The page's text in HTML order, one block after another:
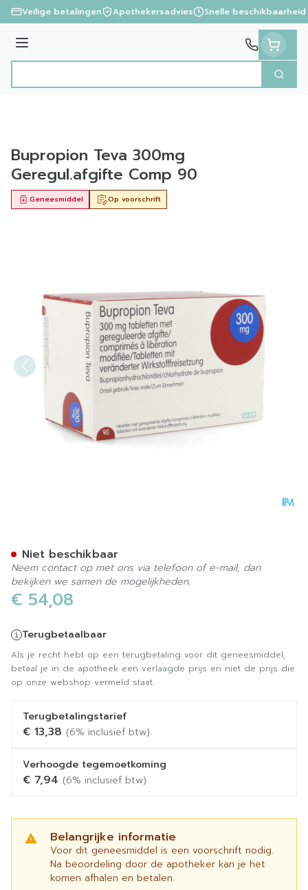
Ga naar de inhoud
Veilige betalingen Apothekersadvies Snelle beschikbaarheid
Menu
Zoek
Bupropion Teva 300mg
Geregul.afgifte Comp 90
Op voorschrift
Geneesmiddel
€ 54,08
Terugbetaalbaar
Als je recht hebt op een terugbetaling voor dit geneesmiddel,
betaal je in de apotheek een verlaagde prijs en niet de prijs die
op onze webshop vermeld staat.
Terugbetalingstarief
€ 13,38 (6% inclusief btw)
Verhoogde tegemoetkoming
€ 7,94 (6% inclusief btw)
Belangrijke informatie
Voor dit geneesmiddel is een voorschrift nodig.
Na beoordeling door de apotheker kan je het
komen afhalen en betalen.
Niet beschikbaar
Neem contact op met ons via telefoon of e-mail, dan
bekijken we samen de mogelijkheden.